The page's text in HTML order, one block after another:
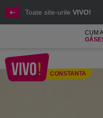
Toate site-urile VIVO!
CUM
CONSTANTA
Oferte și promoții la mall-ul